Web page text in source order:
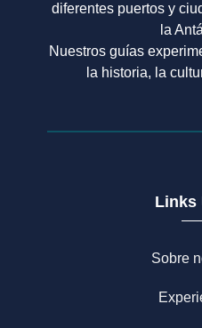
diferentes puertos y
la
Nuestros guías
la historia, la
Links
Sobre